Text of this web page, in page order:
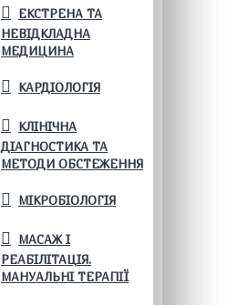
ЕКСТРЕНА ТА
НЕВІДКЛАДНА
МЕДИЦИНА
КАРДІОЛОГІЯ
КЛІНІЧНА
ДІАГНОСТИКА ТА
МЕТОДИ ОБСТЕЖЕННЯ
МІКРОБІОЛОГІЯ
МАСАЖ І
РЕАБІЛІТАЦІЯ.
МАНУАЛЬНІ ТЕРАПІЇ